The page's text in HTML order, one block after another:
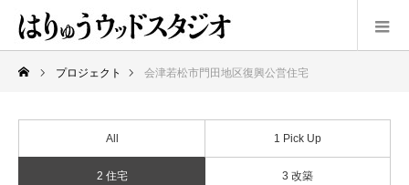
プロジェクト 会津若松市門田地区復興公営住宅
All 1 Pick Up
2 住宅 3 改築